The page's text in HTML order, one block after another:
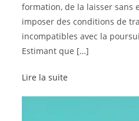
formation, de la laisser sans
imposer des conditions de
incompatibles avec la
Estimant que […]
Lire la suite